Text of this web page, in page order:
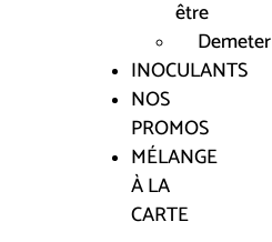
être
Demeter
INOCULANTS
NOS
PROMOS
MÉLANGE
À LA
CARTE